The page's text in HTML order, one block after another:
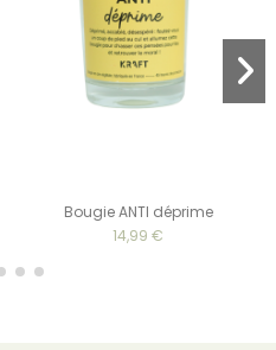
Bougie ANTI déprime
14,99 €